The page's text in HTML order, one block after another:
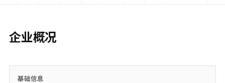
企业概况
基础信息